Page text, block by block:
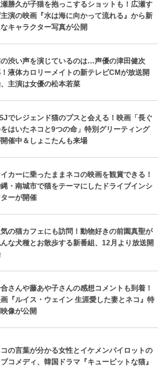
勝久が子猫を抱っこするショットも！広瀬す
演の映画『水は海に向かって流れる』から新
キャラクター写真が公開
渋い声を演じているのは…声優の津田健次
液体カロリーメイトの新テレビCMが放送開
主演は女優の松本若菜
でレジェンド猫のプスと会える！映画「長ぐ
はいたネコと9つの命」特別グリーティング
催中＆しょこたんも来場
カーに乗ったままネコの映画を観賞できる！
・南城市で猫をテーマにしたドライブインシ
ーが開催
気の猫カフェにも訪問！動物好きの前園真聖が
な犬種とお散歩する新番組、12月より放送開
さんや藤あや子さんの感想コメントも到着！
『ルイス・ウェイン 生涯愛した妻とネコ』特
像が公開
の言葉が分かる女性とイケメンパイロットの
コメディ、韓国ドラマ『キューピットな猫』